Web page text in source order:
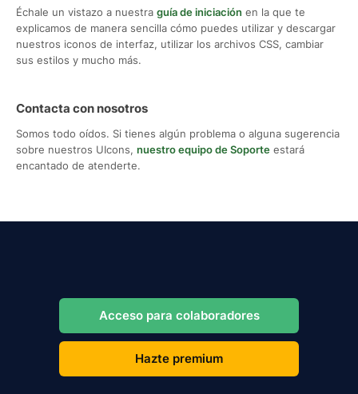
Échale un vistazo a nuestra guía de iniciación en la que te
explicamos de manera sencilla cómo puedes utilizar y descargar
nuestros iconos de interfaz, utilizar los archivos CSS, cambiar
sus estilos y mucho más.
Contacta con nosotros
Somos todo oídos. Si tienes algún problema o alguna sugerencia
sobre nuestros UIcons, nuestro equipo de Soporte estará
encantado de atenderte.
Acceso para colaboradores
Hazte premium